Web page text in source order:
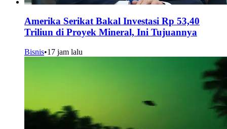
Amerika Serikat Bakal Investasi Rp 53,40
Triliun di Proyek Mineral, Ini Tujuannya
Bisnis•17 jam lalu